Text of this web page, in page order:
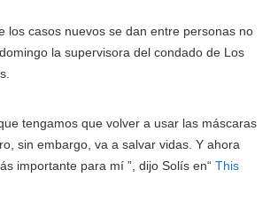
los casos nuevos se dan entre personas no
la supervisora del condado de Los
tengamos que volver a usar las máscaras
sin embargo, va a salvar vidas. Y ahora
importante para mí ”, dijo Solís en“ This